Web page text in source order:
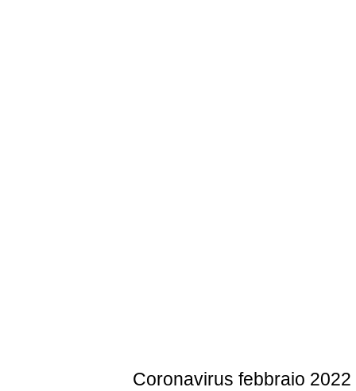
Coronavirus febbraio 2022